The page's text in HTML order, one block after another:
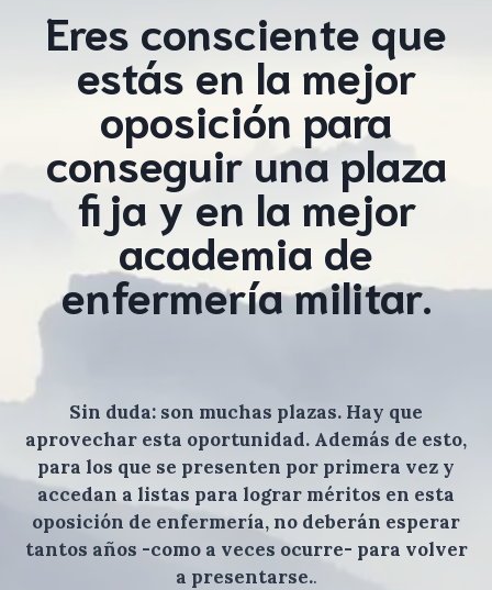
Eres consciente que
estás en la mejor
oposición para
conseguir una plaza
fija y en la mejor
academia de
enfermería militar.
Sin duda: son muchas plazas. Hay que
aprovechar esta oportunidad. Además de esto,
para los que se presenten por primera vez y
accedan a listas para lograr méritos en esta
oposición de enfermería, no deberán esperar
tantos años -como a veces ocurre- para volver
a presentarse..